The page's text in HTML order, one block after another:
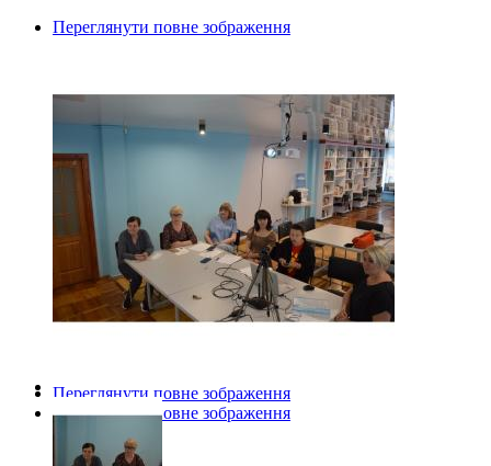
Переглянути повне зображення
Переглянути повне зображення
Переглянути повне зображення